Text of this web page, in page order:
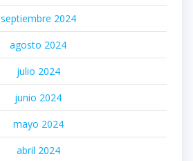
septiembre 2024
agosto 2024
julio 2024
junio 2024
mayo 2024
abril 2024